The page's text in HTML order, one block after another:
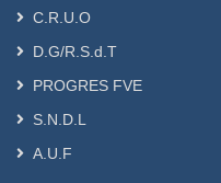
C.R.U.O
D.G/R.S.d.T
PROGRES FVE
S.N.D.L
A.U.F